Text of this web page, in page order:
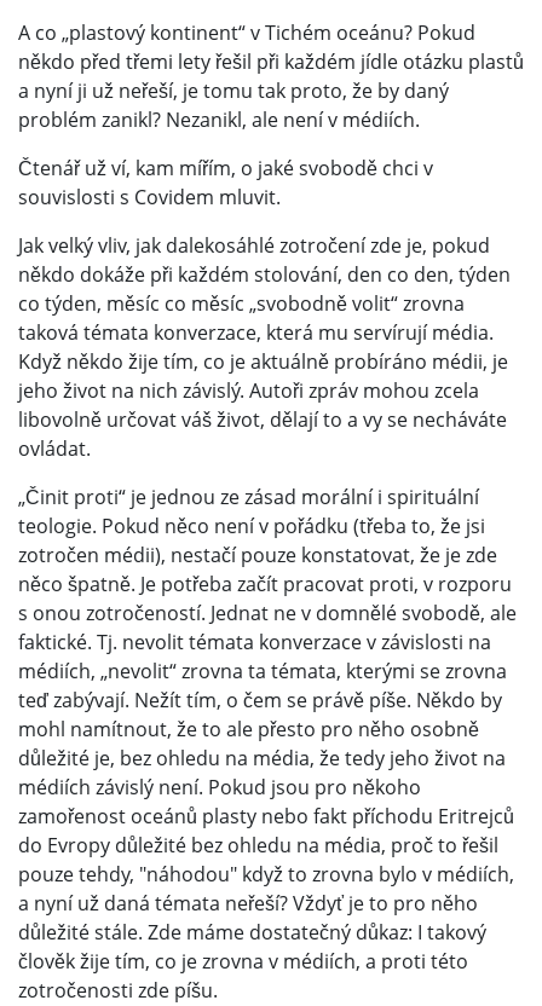
A co „plastový kontinent“ v Tichém oceánu? Pokud
někdo před třemi lety řešil při každém jídle otázku plastů
a nyní ji už neřeší, je tomu tak proto, že by daný
problém zanikl? Nezanikl, ale není v médiích.
Čtenář už ví, kam mířím, o jaké svobodě chci v
souvislosti s Covidem mluvit.
Jak velký vliv, jak dalekosáhlé zotročení zde je, pokud
někdo dokáže při každém stolování, den co den, týden
co týden, měsíc co měsíc „svobodně volit“ zrovna
taková témata konverzace, která mu servírují média.
Když někdo žije tím, co je aktuálně probíráno médii, je
jeho život na nich závislý. Autoři zpráv mohou zcela
libovolně určovat váš život, dělají to a vy se necháváte
ovládat.
„Činit proti“ je jednou ze zásad morální i spirituální
teologie. Pokud něco není v pořádku (třeba to, že jsi
zotročen médii), nestačí pouze konstatovat, že je zde
něco špatně. Je potřeba začít pracovat proti, v rozporu
s onou zotročeností. Jednat ne v domnělé svobodě, ale
faktické. Tj. nevolit témata konverzace v závislosti na
médiích, „nevolit“ zrovna ta témata, kterými se zrovna
teď zabývají. Nežít tím, o čem se právě píše. Někdo by
mohl namítnout, že to ale přesto pro něho osobně
důležité je, bez ohledu na média, že tedy jeho život na
médiích závislý není. Pokud jsou pro někoho
zamořenost oceánů plasty nebo fakt příchodu Eritrejců
do Evropy důležité bez ohledu na média, proč to řešil
pouze tehdy, "náhodou" když to zrovna bylo v médiích,
a nyní už daná témata neřeší? Vždyť je to pro něho
důležité stále. Zde máme dostatečný důkaz: I takový
člověk žije tím, co je zrovna v médiích, a proti této
zotročenosti zde píšu.